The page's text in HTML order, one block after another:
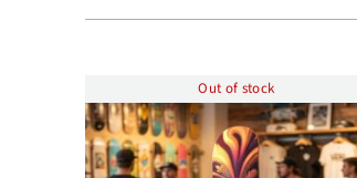
Out of stock